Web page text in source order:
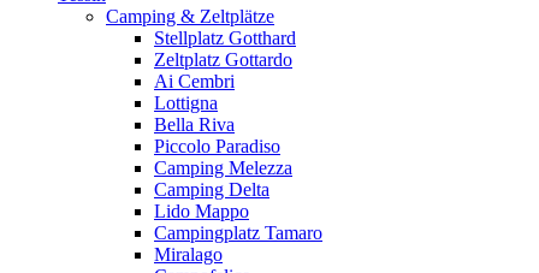
Camping & Zeltplätze
Stellplatz Gotthard
Zeltplatz Gottardo
Ai Cembri
Lottigna
Bella Riva
Piccolo Paradiso
Camping Melezza
Camping Delta
Lido Mappo
Campingplatz Tamaro
Miralago